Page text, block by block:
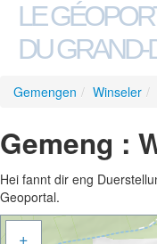
LE
DU
Gemengen / Winseler /
Gemeng :
Hei fannt dir eng
Geoportal.
+